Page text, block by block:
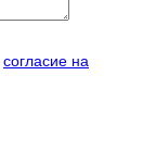
согласие на